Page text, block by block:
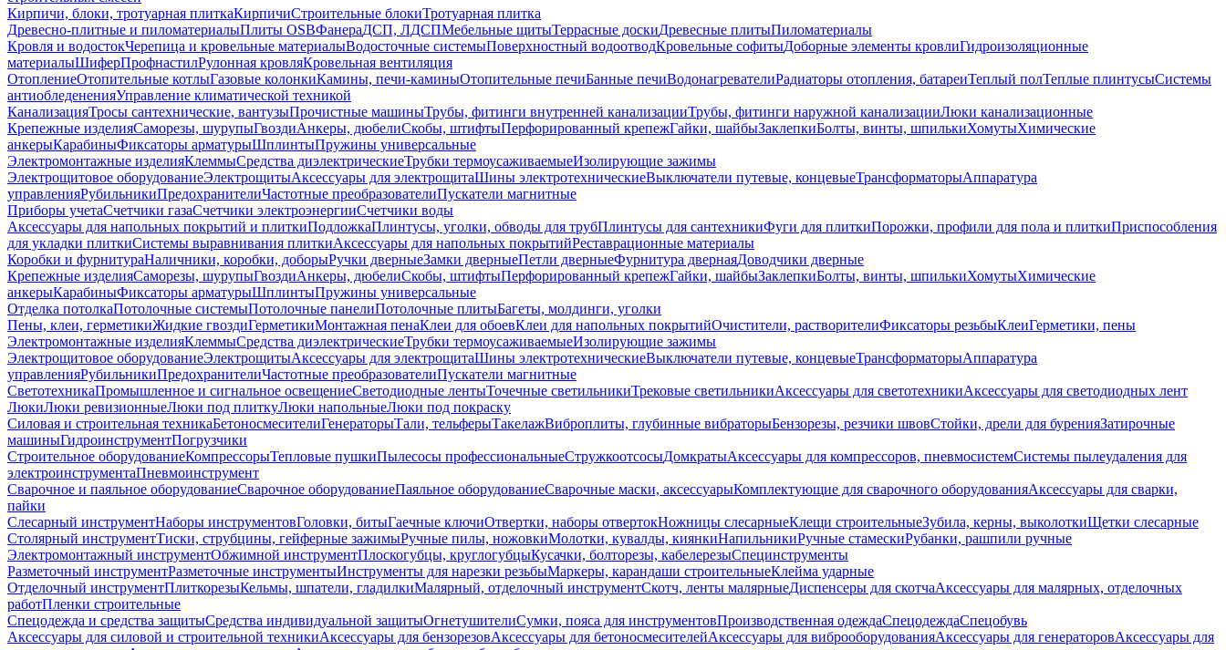
Кирпичи, блоки, тротуарная плиткаКирпичиСтроительные блокиТротуарная плитка
Древесно-плитные и пиломатериалыПлиты OSBФанераДСП, ЛДСПМебельные щитыТеррасные доскиДревесные плитыПиломатериалы
Кровля и водостокЧерепица и кровельные материалыВодосточные системыПоверхностный водоотводКровельные софитыДоборные элементы кровлиГидроизоляционные
материалыШиферПрофнастилРулонная кровляКровельная вентиляция
ОтоплениеОтопительные котлыГазовые колонкиКамины, печи-каминыОтопительные печиБанные печиВодонагревателиРадиаторы отопления, батареиТеплый полТеплые плинтусыСистемы
антиобледененияУправление климатической техникой
КанализацияТросы сантехнические, вантузыПрочистные машиныТрубы, фитинги внутренней канализацииТрубы, фитинги наружной канализацииЛюки канализационные
Крепежные изделияСаморезы, шурупыГвоздиАнкеры, дюбелиСкобы, штифтыПерфорированный крепежГайки, шайбыЗаклепкиБолты, винты, шпилькиХомутыХимические
анкерыКарабиныФиксаторы арматурыШплинтыПружины универсальные
Электромонтажные изделияКлеммыСредства диэлектрическиеТрубки термоусаживаемыеИзолирующие зажимы
Электрощитовое оборудованиеЭлектрощитыАксессуары для электрощитаШины электротехническиеВыключатели путевые, концевыеТрансформаторыАппаратура
управленияРубильникиПредохранителиЧастотные преобразователиПускатели магнитные
Приборы учетаСчетчики газаСчетчики электроэнергииСчетчики воды
Аксессуары для напольных покрытий и плиткиПодложкаПлинтусы, уголки, обводы для трубПлинтусы для сантехникиФуги для плиткиПорожки, профили для пола и плиткиПриспособления
для укладки плиткиСистемы выравнивания плиткиАксессуары для напольных покрытийРеставрационные материалы
Коробки и фурнитураНаличники, коробки, доборыРучки дверныеЗамки дверныеПетли дверныеФурнитура двернаяДоводчики дверные
Крепежные изделияСаморезы, шурупыГвоздиАнкеры, дюбелиСкобы, штифтыПерфорированный крепежГайки, шайбыЗаклепкиБолты, винты, шпилькиХомутыХимические
анкерыКарабиныФиксаторы арматурыШплинтыПружины универсальные
Отделка потолкаПотолочные системыПотолочные панелиПотолочные плитыБагеты, молдинги, уголки
Пены, клеи, герметикиЖидкие гвоздиГерметикиМонтажная пенаКлеи для обоевКлеи для напольных покрытийОчистители, растворителиФиксаторы резьбыКлеиГерметики, пены
Электромонтажные изделияКлеммыСредства диэлектрическиеТрубки термоусаживаемыеИзолирующие зажимы
Электрощитовое оборудованиеЭлектрощитыАксессуары для электрощитаШины электротехническиеВыключатели путевые, концевыеТрансформаторыАппаратура
управленияРубильникиПредохранителиЧастотные преобразователиПускатели магнитные
СветотехникаПромышленное и сигнальное освещениеСветодиодные лентыТочечные светильникиТрековые светильникиАксессуары для светотехникиАксессуары для светодиодных лент
ЛюкиЛюки ревизионныеЛюки под плиткуЛюки напольныеЛюки под покраску
Силовая и строительная техникаБетоносмесителиГенераторыТали, тельферыТакелажВиброплиты, глубинные вибраторыБензорезы, резчики швовСтойки, дрели для буренияЗатирочные
машиныГидроинструментПогрузчики
Строительное оборудованиеКомпрессорыТепловые пушкиПылесосы профессиональныеСтружкоотсосыДомкратыАксессуары для компрессоров, пневмосистемСистемы пылеудаления для
электроинструментаПневмоинструмент
Сварочное и паяльное оборудованиеСварочное оборудованиеПаяльное оборудованиеСварочные маски, аксессуарыКомплектующие для сварочного оборудованияАксессуары для сварки,
пайки
Слесарный инструментНаборы инструментовГоловки, битыГаечные ключиОтвертки, наборы отвертокНожницы слесарныеКлещи строительныеЗубила, керны, выколоткиЩетки слесарные
Столярный инструментТиски, струбцины, гейферные зажимыРучные пилы, ножовкиМолотки, кувалды, киянкиНапильникиРучные стамескиРубанки, рашпили ручные
Электромонтажный инструментОбжимной инструментПлоскогубцы, круглогубцыКусачки, болторезы, кабелерезыСпецинструменты
Разметочный инструментРазметочные инструментыИнструменты для нарезки резьбыМаркеры, карандаши строительныеКлейма ударные
Отделочный инструментПлиткорезыКельмы, шпатели, гладилкиМалярный, отделочный инструментСкотч, ленты малярныеДиспенсеры для скотчаАксессуары для малярных, отделочных
работПленки строительные
Спецодежда и средства защитыСредства индивидуальной защитыОгнетушителиСумки, пояса для инструментовПроизводственная одеждаСпецодеждаСпецобувь
Аксессуары для силовой и строительной техникиАксессуары для бензорезовАксессуары для бетоносмесителейАксессуары для виброоборудованияАксессуары для генераторовАксессуары для